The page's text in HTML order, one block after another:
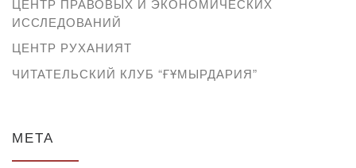
ЦЕНТР ПРАВОВЫХ И ЭКОНОМИЧЕСКИХ
ИССЛЕДОВАНИЙ
ЦЕНТР РУХАНИЯТ
ЧИТАТЕЛЬСКИЙ КЛУБ “ҒҰМЫРДАРИЯ”
МЕТА